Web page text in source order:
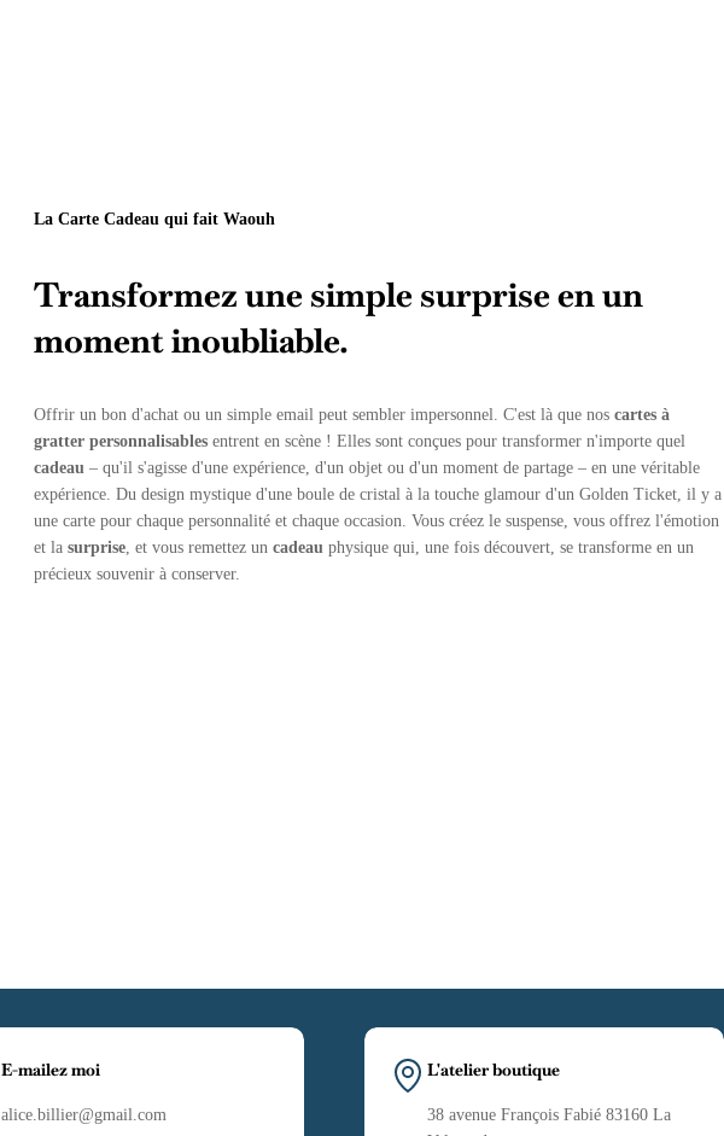
La Carte Cadeau qui fait Waouh
Transformez une simple surprise en un
moment inoubliable.
Offrir un bon d'achat ou un simple email peut sembler impersonnel. C'est là que nos cartes à
gratter personnalisables entrent en scène ! Elles sont conçues pour transformer n'importe quel
cadeau – qu'il s'agisse d'une expérience, d'un objet ou d'un moment de partage – en une véritable
expérience. Du design mystique d'une boule de cristal à la touche glamour d'un Golden Ticket, il y a
une carte pour chaque personnalité et chaque occasion. Vous créez le suspense, vous offrez l'émotion
et la surprise, et vous remettez un cadeau physique qui, une fois découvert, se transforme en un
précieux souvenir à conserver.
E-mailez moi
alice.billier@gmail.com
L'atelier boutique
38 avenue François Fabié 83160 La